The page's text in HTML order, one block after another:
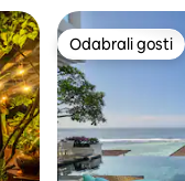
„Odabrali gosti”
Odabrali gosti
Odabrali gosti